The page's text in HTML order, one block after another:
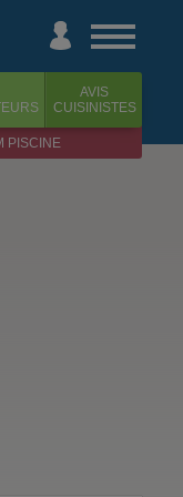
AVIS
CUISINISTES
PISCINE